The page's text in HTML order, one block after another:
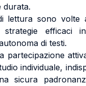
durata.
lettura sono volte
strategie efficaci
di testi.
partecipazione
individuale,
sicura